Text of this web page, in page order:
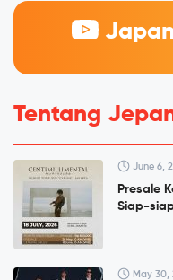
Tentang
June 6,
Presale
Siap-
May 30,